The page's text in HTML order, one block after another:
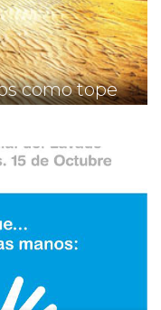
como tope